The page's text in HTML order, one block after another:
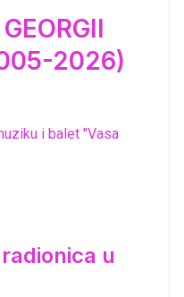
2026)
i balet "Vasa
u